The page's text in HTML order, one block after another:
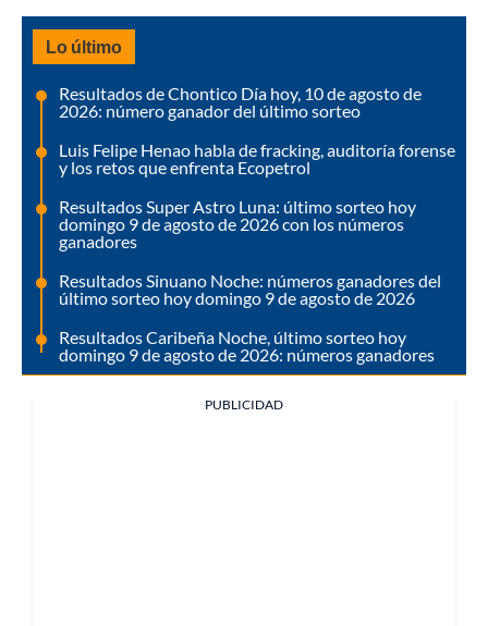
Lo último
Resultados de Chontico Día hoy, 10 de agosto de
2026: número ganador del último sorteo
Luis Felipe Henao habla de fracking, auditoría forense
y los retos que enfrenta Ecopetrol
Resultados Super Astro Luna: último sorteo hoy
domingo 9 de agosto de 2026 con los números
ganadores
Resultados Sinuano Noche: números ganadores del
último sorteo hoy domingo 9 de agosto de 2026
Resultados Caribeña Noche, último sorteo hoy
domingo 9 de agosto de 2026: números ganadores
PUBLICIDAD